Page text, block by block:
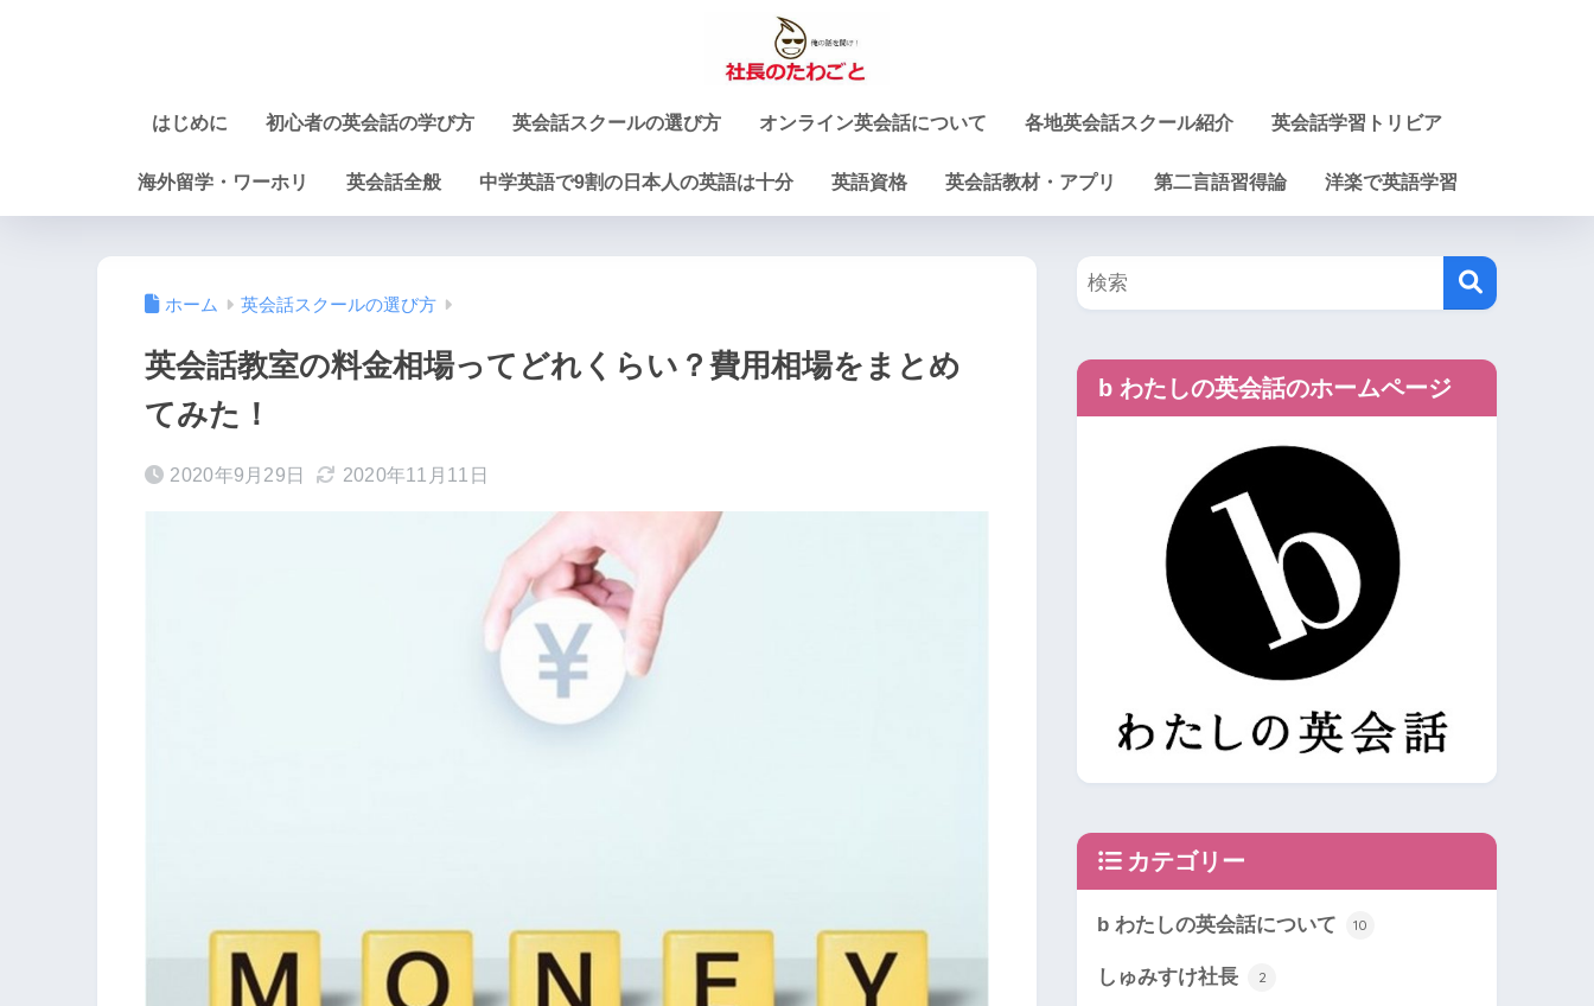
はじめに 初心者の英会話の学び方 英会話スクールの選び方 オンライン英会話について 各地英会話スクール紹介 英会話学習トリビア
海外留学・ワーホリ 英会話全般 中学英語で9割の日本人の英語は十分 英語資格 英会話教材・アプリ 第二言語習得論 洋楽で英語学習
ホーム 英会話スクールの選び方
英会話教室の料金相場ってどれくらい？費用相場をまとめ
てみた！
2020年9月29日 2020年11月11日
b わたしの英会話のホームページ
カテゴリー
b わたしの英会話について 10
しゅみすけ社長 2